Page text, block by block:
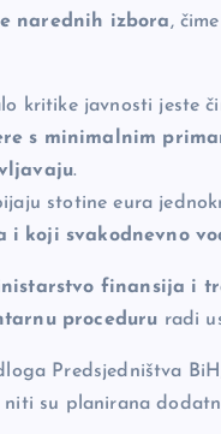
narednih izbora,
kritike javnosti jeste
s minimalnim
.
stotine eura
i koji svakodnevno
finansija i
proceduru radi
Predsjedništva
niti su planirana